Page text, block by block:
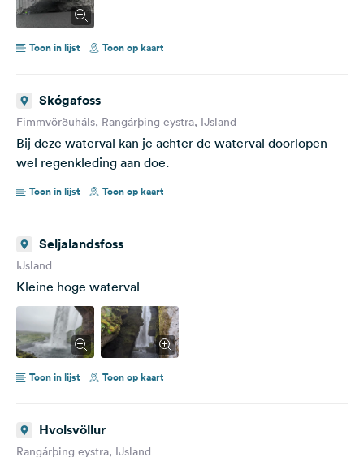
Toon in lijst Toon op kaart
Skógafoss
Fimmvörðuháls, Rangárþing eystra, IJsland
Bij deze waterval kan je achter de waterval doorlopen
wel regenkleding aan doe.
Toon in lijst Toon op kaart
Seljalandsfoss
IJsland
Kleine hoge waterval
Toon in lijst Toon op kaart
Hvolsvöllur
Rangárþing eystra, IJsland